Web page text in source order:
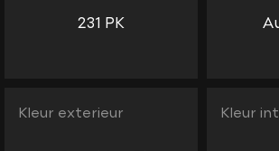
231 PK
Kleur exterieur Kleur